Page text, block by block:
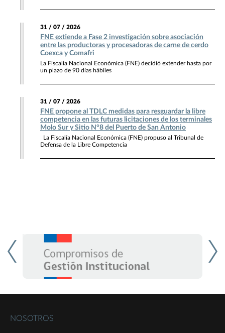
31 / 07 / 2026
FNE extiende a Fase 2 investigación sobre asociación
entre las productoras y procesadoras de carne de cerdo
Coexca y Comafri
La Fiscalía Nacional Económica (FNE) decidió extender hasta por
un plazo de 90 días hábiles
31 / 07 / 2026
FNE propone al TDLC medidas para resguardar la libre
competencia en las futuras licitaciones de los terminales
Molo Sur y Sitio N°8 del Puerto de San Antonio
La Fiscalía Nacional Económica (FNE) propuso al Tribunal de
Defensa de la Libre Competencia
NOSOTROS